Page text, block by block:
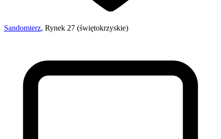
Sandomierz, Rynek 27 (świętokrzyskie)